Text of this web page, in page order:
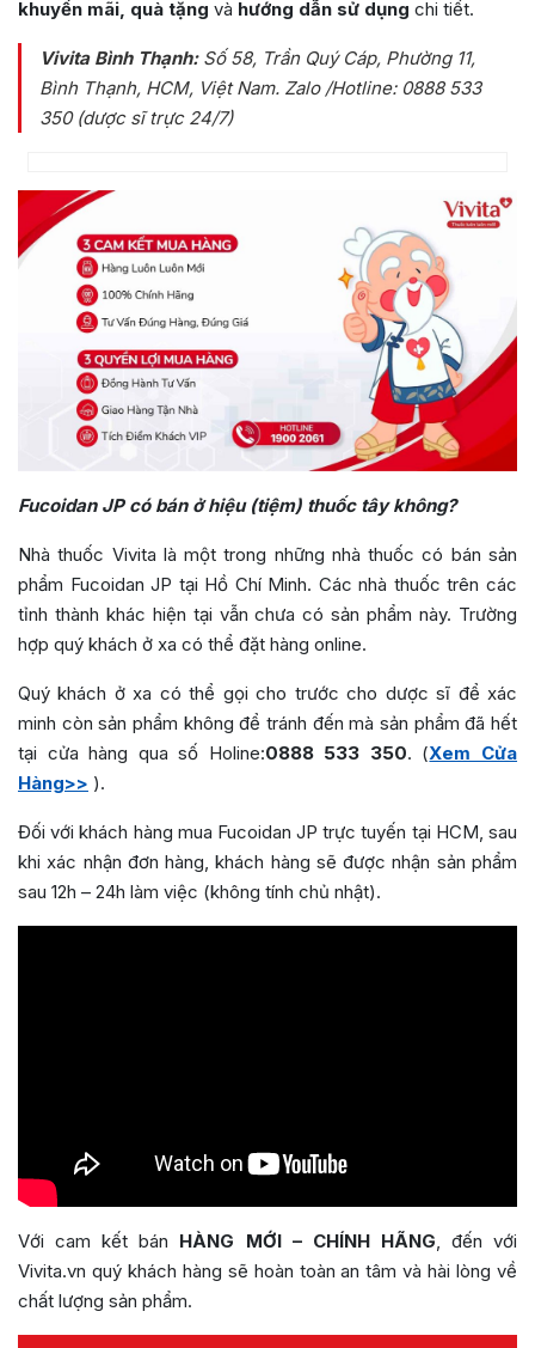
khuyến mãi, quà tặng và hướng dẫn sử dụng chi tiết.
Vivita Bình Thạnh:Số 58, Trần Quý Cáp, Phường 11,
Bình Thạnh, HCM, Việt Nam. Zalo /Hotline: 0888 533
350 (dược sĩ trực 24/7)
Fucoidan JP có bán ở hiệu (tiệm) thuốc tây không?
Nhà thuốc Vivita là một trong những nhà thuốc có bán sản
phẩm Fucoidan JP tại Hồ Chí Minh. Các nhà thuốc trên các
tỉnh thành khác hiện tại vẫn chưa có sản phẩm này. Trường
hợp quý khách ở xa có thể đặt hàng online.
Quý khách ở xa có thể gọi cho trước cho dược sĩ để xác
minh còn sản phẩm không để tránh đến mà sản phẩm đã hết
tại cửa hàng qua số Holine:0888 533 350. (Xem Cửa
Hàng>> ).
Đối với khách hàng mua Fucoidan JP trực tuyến tại HCM, sau
khi xác nhận đơn hàng, khách hàng sẽ được nhận sản phẩm
sau 12h – 24h làm việc (không tính chủ nhật).
Với cam kết bán HÀNG MỚI – CHÍNH HÃNG, đến với
Vivita.vn quý khách hàng sẽ hoàn toàn an tâm và hài lòng về
chất lượng sản phẩm.